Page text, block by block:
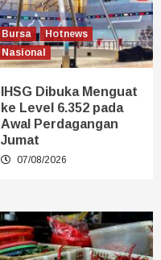
Bursa
Hotnews
Nasional
IHSG Dibuka Menguat
ke Level 6.352 pada
Awal Perdagangan
Jumat
07/08/2026